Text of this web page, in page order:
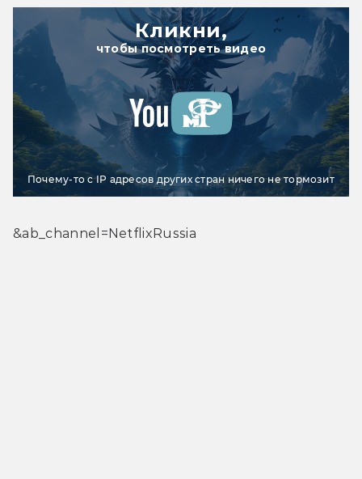
Кликни,
чтобы посмотреть видео
Почему-то с IP адресов других стран ничего не тормозит
&ab_channel=NetflixRussia